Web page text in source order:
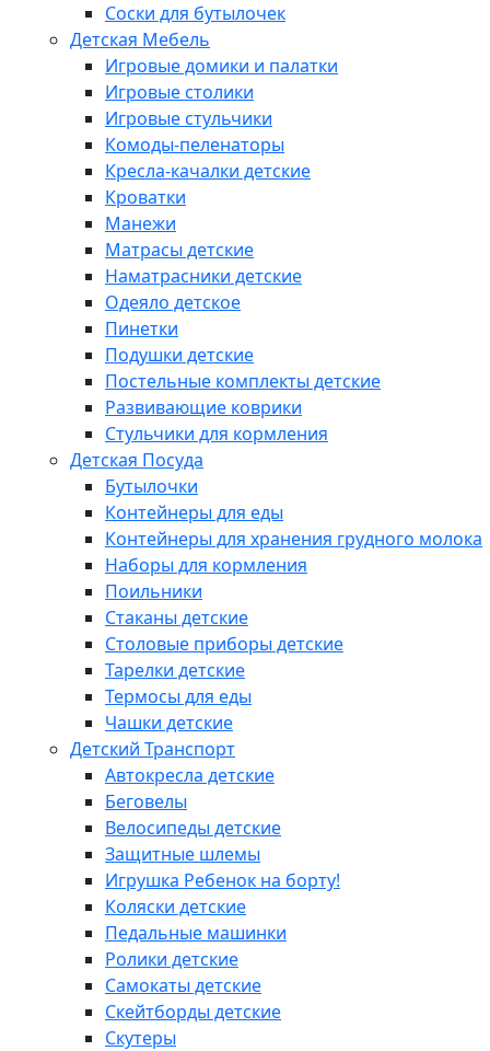
Соски для бутылочек
Детская Мебель
Игровые домики и палатки
Игровые столики
Игровые стульчики
Комоды-пеленаторы
Кресла-качалки детские
Кроватки
Манежи
Матрасы детские
Наматрасники детские
Одеяло детское
Пинетки
Подушки детские
Постельные комплекты детские
Развивающие коврики
Стульчики для кормления
Детская Посуда
Бутылочки
Контейнеры для еды
Контейнеры для хранения грудного молока
Наборы для кормления
Поильники
Стаканы детские
Столовые приборы детские
Тарелки детские
Термосы для еды
Чашки детские
Детский Транспорт
Автокресла детские
Беговелы
Велосипеды детские
Защитные шлемы
Игрушка Ребенок на борту!
Коляски детские
Педальные машинки
Ролики детские
Самокаты детские
Скейтборды детские
Скутеры